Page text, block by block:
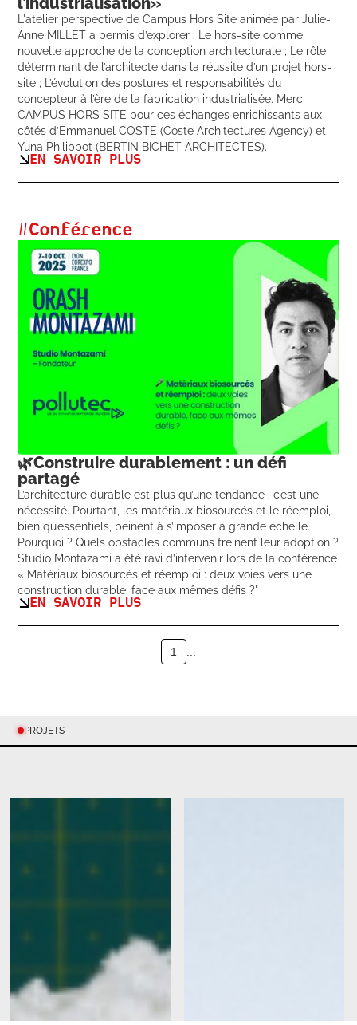
L'atelier perspective de Campus Hors Site animée par Julie-
Anne MILLET a permis d’explorer : Le hors-site comme
nouvelle approche de la conception architecturale ; Le rôle
déterminant de l’architecte dans la réussite d’un projet hors-
site ; L’évolution des postures et responsabilités du
concepteur à l’ère de la fabrication industrialisée. Merci
CAMPUS HORS SITE pour ces échanges enrichissants aux
côtés d’Emmanuel COSTE (Coste Architectures Agency) et
Yuna Philippot (BERTIN BICHET ARCHITECTES).
EN SAVOIR PLUS
#Conférence
🌿Construire durablement : un défi
partagé
L’architecture durable est plus qu’une tendance : c’est une
nécessité. Pourtant, les matériaux biosourcés et le réemploi,
bien qu’essentiels, peinent à s’imposer à grande échelle.
Pourquoi ? Quels obstacles communs freinent leur adoption ?
Studio Montazami a été ravi d’intervenir lors de la conférence
« Matériaux biosourcés et réemploi : deux voies vers une
construction durable, face aux mêmes défis ?"
EN SAVOIR PLUS
1
PROJETS